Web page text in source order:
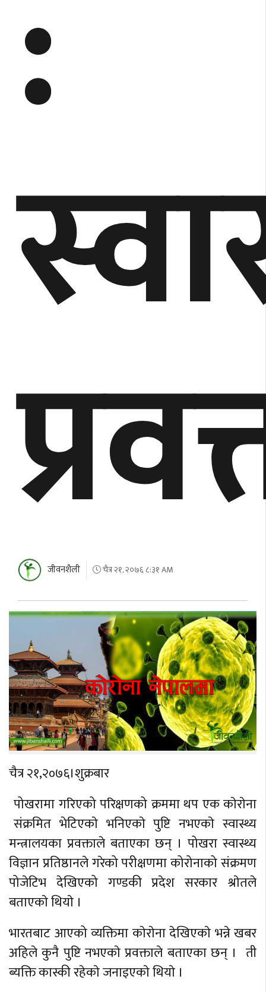
जीवनशैली चैत्र २१, २०७६ ८:३१ AM
चैत्र २१,२०७६।शुक्रबार
पोखरामा गरिएको परिक्षणको क्रममा थप एक काेराेना
संक्रमित भेटिएकाे भनिएकाे पुष्टि नभएकाे स्वास्थ्य
मन्त्रालयका प्रवक्ताले बताएका छन् । पोखरा स्वास्थ्य
विज्ञान प्रतिष्ठानले गरेको परीक्षणमा कोरोनाको संक्रमण
पोजेटिभ देखिएको गण्डकी प्रदेश सरकार श्राेतले
बताएकाे थियाे ।
भारतबाट आएको व्यक्तिमा काेराेना देखिएकाे भन्ने खबर
अहिले कुनै पुष्टि नभएकाे प्रवक्ताले बताएका छन् । ती
ब्यक्ति कास्की रहेकाे जनाइएकाे थियाे ।